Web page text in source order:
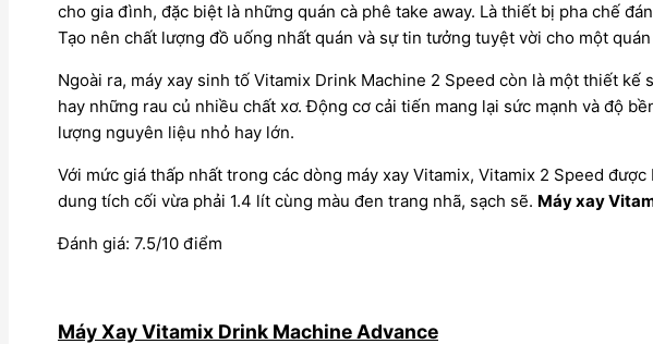
cho gia đình, đặc biệt là những quán cà phê take away. Là thiết bị pha chế
Tạo nên chất lượng đồ uống nhất quán và sự tin tưởng tuyệt vời cho một
Ngoài ra, máy xay sinh tố Vitamix Drink Machine 2 Speed còn là một thiết
hay những rau củ nhiều chất xơ. Động cơ cải tiến mang lại sức mạnh và độ
lượng nguyên liệu nhỏ hay lớn.
Với mức giá thấp nhất trong các dòng máy xay Vitamix, Vitamix 2 Speed
dung tích cối vừa phải 1.4 lít cùng màu đen trang nhã, sạch sẽ. Máy xay
Đánh giá: 7.5/10 điểm
Máy Xay Vitamix Drink Machine Advance